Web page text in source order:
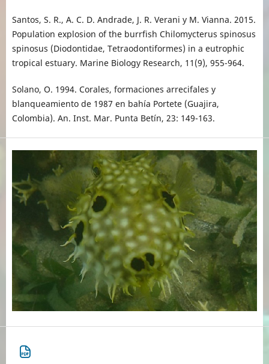
Santos, S. R., A. C. D. Andrade, J. R. Verani y M. Vianna. 2015.
Population explosion of the burrfish Chilomycterus spinosus
spinosus (Diodontidae, Tetraodontiformes) in a eutrophic
tropical estuary. Marine Biology Research, 11(9), 955-964.
Solano, O. 1994. Corales, formaciones arrecifales y
blanqueamiento de 1987 en bahía Portete (Guajira,
Colombia). An. Inst. Mar. Punta Betín, 23: 149-163.